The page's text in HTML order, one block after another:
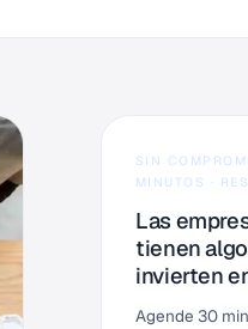
SIN
MINUTOS ·
Las
tienen
invierten
Agende 30